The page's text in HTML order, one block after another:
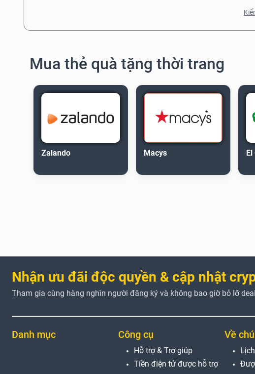
Mua thẻ quà tặng thời trang
Zalando Macys
Nhận ưu đãi độc quyền & cập nhật
Tham gia cùng hàng nghìn người đăng ký và không bao giờ bỏ lỡ
Danh mục Công cụ
Hỗ trợ & Trợ giúp
Tiền điện tử được hỗ trợ
Về